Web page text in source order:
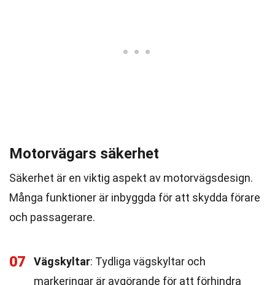
Motorvägars säkerhet
Säkerhet är en viktig aspekt av motorvägsdesign.
Många funktioner är inbyggda för att skydda förare
och passagerare.
07 Vägskyltar: Tydliga vägskyltar och
markeringar är avgörande för att förhindra